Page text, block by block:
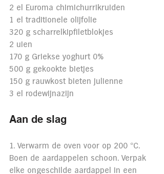
2 el Euroma chimichurrikruiden
1 el traditionele olijfolie
320 g scharrelkipfiletblokjes
2 uien
170 g Griekse yoghurt 0%
500 g gekookte bietjes
150 g rauwkost bieten julienne
3 el rodewijnazijn
Aan de slag
1. Verwarm de oven voor op 200 °C.
Boen de aardappelen schoon. Verpak
elke ongeschilde aardappel in een